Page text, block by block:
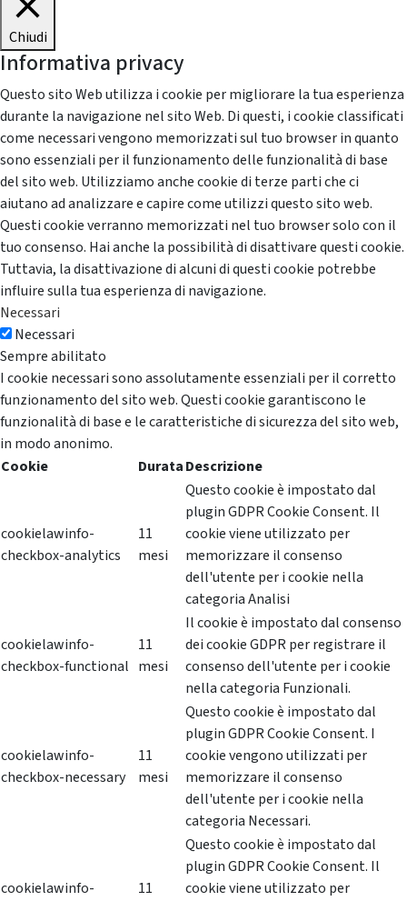
Chiudi
Informativa privacy
Questo sito Web utilizza i cookie per migliorare la tua esperienza
durante la navigazione nel sito Web. Di questi, i cookie classificati
come necessari vengono memorizzati sul tuo browser in quanto
sono essenziali per il funzionamento delle funzionalità di base
del sito web. Utilizziamo anche cookie di terze parti che ci
aiutano ad analizzare e capire come utilizzi questo sito web.
Questi cookie verranno memorizzati nel tuo browser solo con il
tuo consenso. Hai anche la possibilità di disattivare questi cookie.
Tuttavia, la disattivazione di alcuni di questi cookie potrebbe
influire sulla tua esperienza di navigazione.
Necessari
Necessari
Sempre abilitato
I cookie necessari sono assolutamente essenziali per il corretto
funzionamento del sito web. Questi cookie garantiscono le
funzionalità di base e le caratteristiche di sicurezza del sito web,
in modo anonimo.
Cookie
DurataDescrizione
cookielawinfo-
checkbox-analytics
11
mesi
Questo cookie è impostato dal
plugin GDPR Cookie Consent. Il
cookie viene utilizzato per
memorizzare il consenso
dell'utente per i cookie nella
categoria Analisi
cookielawinfo-
checkbox-functional
11
mesi
Il cookie è impostato dal consenso
dei cookie GDPR per registrare il
consenso dell'utente per i cookie
nella categoria Funzionali.
cookielawinfo-
checkbox-necessary
11
mesi
Questo cookie è impostato dal
plugin GDPR Cookie Consent. I
cookie vengono utilizzati per
memorizzare il consenso
dell'utente per i cookie nella
categoria Necessari.
cookielawinfo-
11
Questo cookie è impostato dal
plugin GDPR Cookie Consent. Il
cookie viene utilizzato per